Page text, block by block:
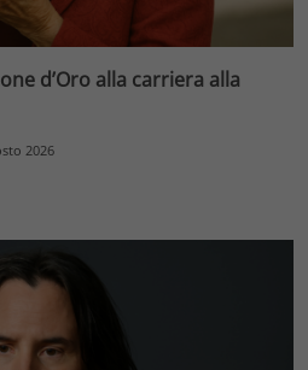
d’Oro alla carriera alla
2026